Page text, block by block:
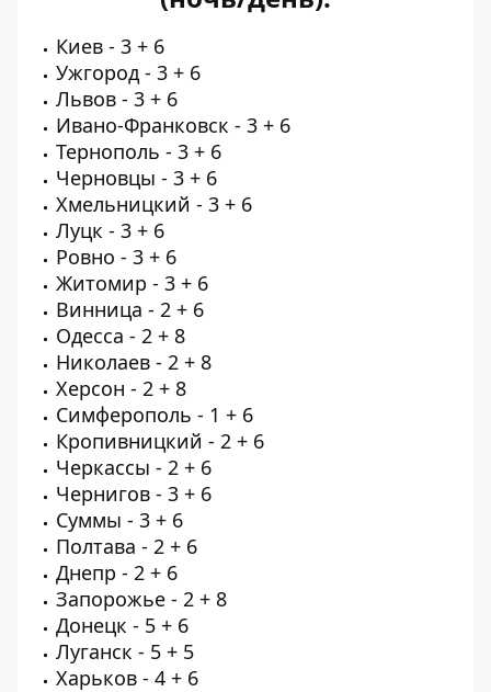
Киев - 3 + 6
Ужгород - 3 + 6
Львов - 3 + 6
Ивано-Франковск - 3 + 6
Тернополь - 3 + 6
Черновцы - 3 + 6
Хмельницкий - 3 + 6
Луцк - 3 + 6
Ровно - 3 + 6
Житомир - 3 + 6
Винница - 2 + 6
Одесса - 2 + 8
Николаев - 2 + 8
Херсон - 2 + 8
Симферополь - 1 + 6
Кропивницкий - 2 + 6
Черкассы - 2 + 6
Чернигов - 3 + 6
Суммы - 3 + 6
Полтава - 2 + 6
Днепр - 2 + 6
Запорожье - 2 + 8
Донецк - 5 + 6
Луганск - 5 + 5
Харьков - 4 + 6